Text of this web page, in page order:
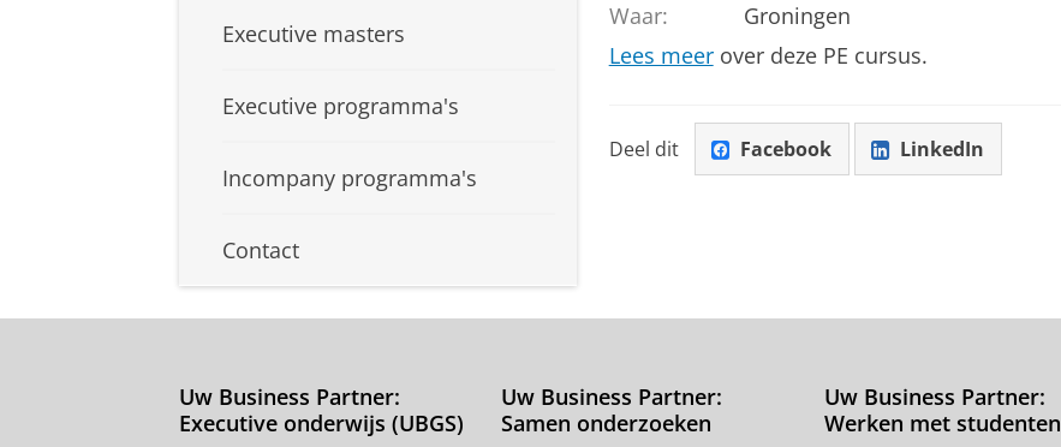
Executive masters
Executive programma's
Incompany programma's
Contact
Waar:
Groningen
Lees meerover deze PE cursus.
Deel dit Facebook LinkedIn
Uw Business Partner:
Executive onderwijs (UBGS)
Uw Business Partner:
Samen onderzoeken
Uw Business Partner:
Werken met studenten